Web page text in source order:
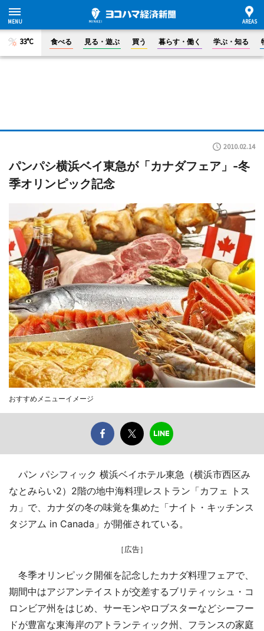
33°C 食べる 見る・遊ぶ 買う 暮らす・働く 学ぶ・知る
2010.02.14
パンパシ横浜ベイ東急が「カナダフェア」-冬
季オリンピック記念
おすすめメニューイメージ
パン パシフィック 横浜ベイホテル東急（横浜市西区み
なとみらい2）2階の地中海料理レストラン「カフェ トス
カ」で、カナダの冬の味覚を集めた「ナイト・キッチンス
タジアム in Canada」が開催されている。
［広告］
冬季オリンピック開催を記念したカナダ料理フェアで、
期間中はアジアンテイストが交差するブリティッシュ・コ
ロンビア州をはじめ、サーモンやロブスターなどシーフー
ドが豊富な東海岸のアトランティック州、フランスの家庭